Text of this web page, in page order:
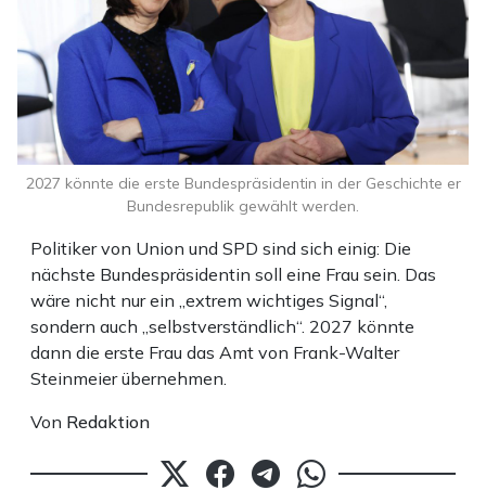
Politiker von Union und SPD sind sich einig: Die
nächste Bundespräsidentin soll eine Frau sein. Das
wäre nicht nur ein „extrem wichtiges Signal“,
sondern auch „selbstverständlich“. 2027 könnte
dann die erste Frau das Amt von Frank-Walter
Steinmeier übernehmen.
Von Redaktion
2027 könnte die erste Bundespräsidentin in der Geschichte er
Bundesrepublik gewählt werden.